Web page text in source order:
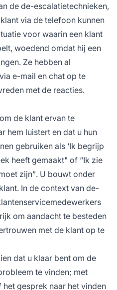
de de-escalatietechnieken,
via de telefoon kunnen
voor waarin een klant
woedend omdat hij een
Ze hebben al
e-mail en chat op te
met de reacties.
de klant ervan te
hem luistert en dat u hun
gebruiken als ‘Ik begrijp
heeft gemaakt" of “Ik zie
zijn”. U bouwt onder
In de context van de-
om aandacht te besteden
met de klant op te
dat u klaar bent om de
te vinden; met
gesprek naar het vinden